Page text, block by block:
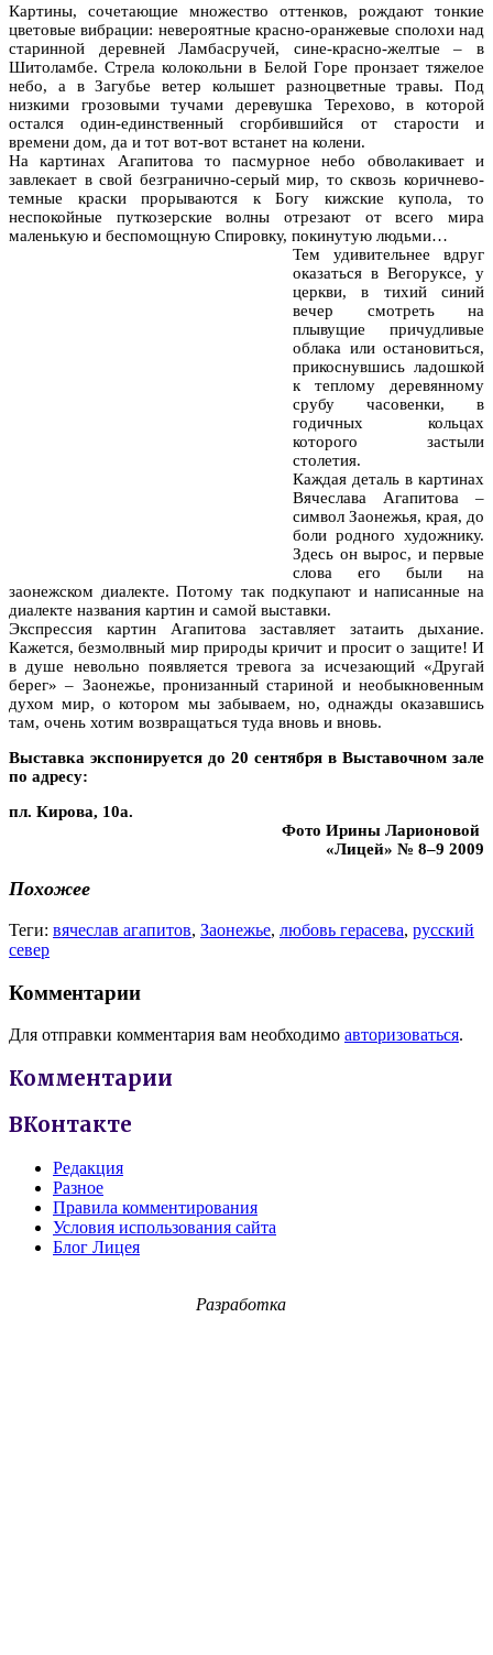
Картины, сочетающие множество оттенков, рождают тонкие
цветовые вибрации: невероятные красно-оранжевые сполохи над
старинной деревней Ламбасручей, сине-красно-желтые – в
Шитоламбе. Стрела колокольни в Белой Горе пронзает тяжелое
небо, а в Загубье ветер колышет разноцветные травы. Под
низкими грозовыми тучами деревушка Терехово, в которой
остался один-единственный сгорбившийся от старости и
времени дом, да и тот вот-вот встанет на колени.
На картинах Агапитова то пасмурное небо обволакивает и
завлекает в свой безгранично-серый мир, то сквозь коричнево-
темные краски прорываются к Богу кижские купола, то
неспокойные путкозерские волны отрезают от всего мира
маленькую и беспомощную Спировку, покинутую людьми…
Тем удивительнее вдруг
оказаться в Вегоруксе, у
церкви, в тихий синий
вечер смотреть на
плывущие причудливые
облака или остановиться,
прикоснувшись ладошкой
к теплому деревянному
срубу часовенки, в
годичных кольцах
которого застыли
столетия.
Каждая деталь в картинах
Вячеслава Агапитова –
символ Заонежья, края, до
боли родного художнику.
Здесь он вырос, и первые
слова его были на
заонежском диалекте. Потому так подкупают и написанные на
диалекте названия картин и самой выставки.
Экспрессия картин Агапитова заставляет затаить дыхание.
Кажется, безмолвный мир природы кричит и просит о защите! И
в душе невольно появляется тревога за исчезающий «Другай
берег» – Заонежье, пронизанный стариной и необыкновенным
духом мир, о котором мы забываем, но, однажды оказавшись
там, очень хотим возвращаться туда вновь и вновь.
Выставка экспонируется до 20 сентября в Выставочном зале
по адресу:
пл. Кирова, 10а.
Фото Ирины Ларионовой
«Лицей» № 8–9 2009
Похожее
Теги: вячеслав агапитов, Заонежье, любовь герасева, русский
север
Комментарии
Для отправки комментария вам необходимо авторизоваться.
Комментарии
ВКонтакте
Редакция
Разное
Правила комментирования
Условия использования сайта
Блог Лицея
Разработка